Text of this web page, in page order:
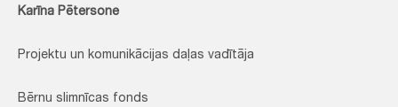
Karīna Pētersone
Projektu un komunikācijas daļas vadītāja
Bērnu slimnīcas fonds